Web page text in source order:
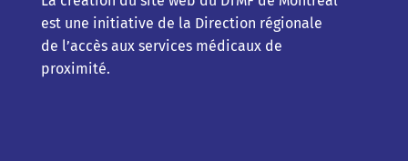
est une initiative de la Direction régionale
de l’accès aux services médicaux de
proximité.